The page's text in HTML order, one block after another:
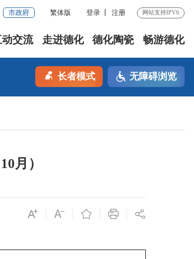
市政府 繁体版 登录 注册 网站支持IPV6
交流 走进德化 德化陶瓷 畅游德化
长者模式 无障碍浏览
月）